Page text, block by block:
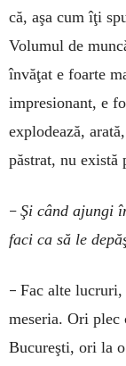
că, aşa cum îţi
Volumul de
învăţat e foarte
impresionant, e
explodează,
păstrat, nu există
– Şi când ajungi
faci ca să le
– Fac alte
meseria. Ori plec
Bucureşti, ori la